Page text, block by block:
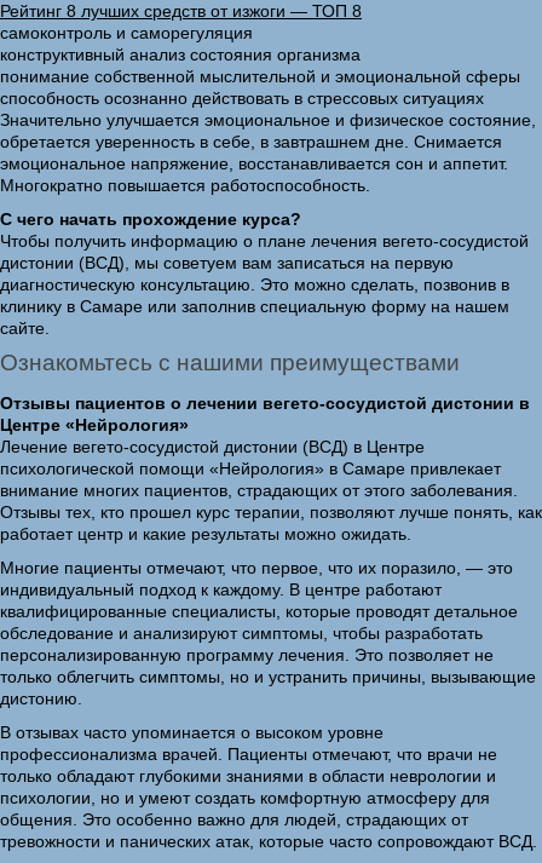
Рейтинг 8 лучших средств от изжоги — ТОП 8
самоконтроль и саморегуляция
конструктивный анализ состояния организма
понимание собственной мыслительной и эмоциональной сферы
способность осознанно действовать в стрессовых ситуациях
Значительно улучшается эмоциональное и физическое состояние,
обретается уверенность в себе, в завтрашнем дне. Снимается
эмоциональное напряжение, восстанавливается сон и аппетит.
Многократно повышается работоспособность.
С чего начать прохождение курса?
Чтобы получить информацию о плане лечения вегето-сосудистой
дистонии (ВСД), мы советуем вам записаться на первую
диагностическую консультацию. Это можно сделать, позвонив в
клинику в Самаре или заполнив специальную форму на нашем
сайте.
Ознакомьтесь с нашими преимуществами
Отзывы пациентов о лечении вегето-сосудистой дистонии в
Центре «Нейрология»
Лечение вегето-сосудистой дистонии (ВСД) в Центре
психологической помощи «Нейрология» в Самаре привлекает
внимание многих пациентов, страдающих от этого заболевания.
Отзывы тех, кто прошел курс терапии, позволяют лучше понять, как
работает центр и какие результаты можно ожидать.
Многие пациенты отмечают, что первое, что их поразило, — это
индивидуальный подход к каждому. В центре работают
квалифицированные специалисты, которые проводят детальное
обследование и анализируют симптомы, чтобы разработать
персонализированную программу лечения. Это позволяет не
только облегчить симптомы, но и устранить причины, вызывающие
дистонию.
В отзывах часто упоминается о высоком уровне
профессионализма врачей. Пациенты отмечают, что врачи не
только обладают глубокими знаниями в области неврологии и
психологии, но и умеют создать комфортную атмосферу для
общения. Это особенно важно для людей, страдающих от
тревожности и панических атак, которые часто сопровождают ВСД.